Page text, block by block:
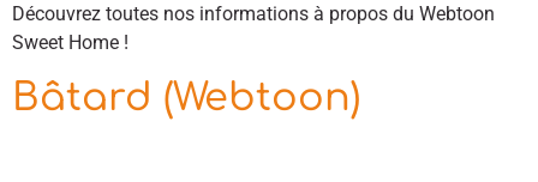
Découvrez toutes nos informations à propos du Webtoon
Sweet Home !
Bâtard (Webtoon)